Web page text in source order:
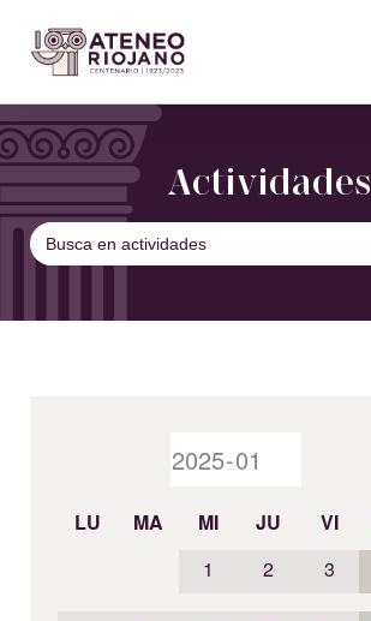
Actividades
Buscar:
LU MA MI JU VI
1
2 3